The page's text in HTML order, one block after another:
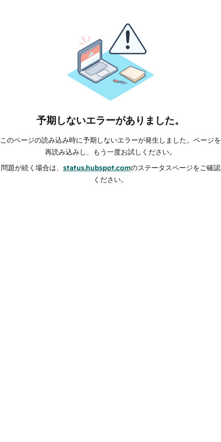
予期しないエラーがありました。
このページの読み込み時に予期しないエラーが発生しました。ページを
再読み込みし、もう一度お試しください。
問題が続く場合は、 status.hubspot.comのステータスページをご確認
ください。